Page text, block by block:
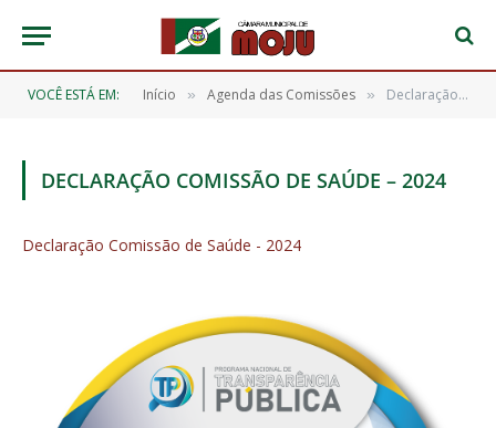
VOCÊ ESTÁ EM: Início » Agenda das Comissões » Declaração Comissão de Saúde – 2024
DECLARAÇÃO COMISSÃO DE SAÚDE – 2024
Declaração Comissão de Saúde - 2024